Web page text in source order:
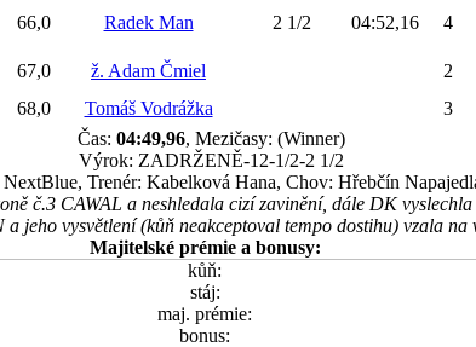
66,0 Radek Man 2 1/2 04:52,16 4
67,0 ž. Adam Čmiel 2
68,0 Tomáš Vodrážka 3
Čas: 04:49,96, Mezičasy: (Winner)
Výrok: ZADRŽENĚ-12-1/2-2 1/2
Trenér: Kabelková Hana, Chov: Hřebčín
č.3 CAWAL a neshledala cizí zavinění, dále DK
jeho vysvětlení (kůň neakceptoval tempo dostihu) vzala na
Majitelské prémie a bonusy:
kůň:
stáj:
maj. prémie:
bonus: